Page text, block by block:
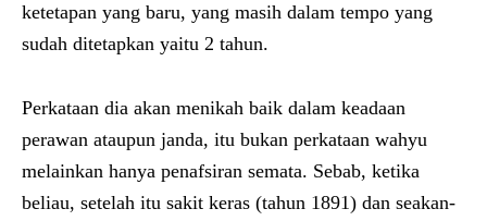
ketetapan yang baru, yang masih dalam tempo yang
sudah ditetapkan yaitu 2 tahun.
Perkataan dia akan menikah baik dalam keadaan
perawan ataupun janda, itu bukan perkataan wahyu
melainkan hanya penafsiran semata. Sebab, ketika
beliau, setelah itu sakit keras (tahun 1891) dan seakan-